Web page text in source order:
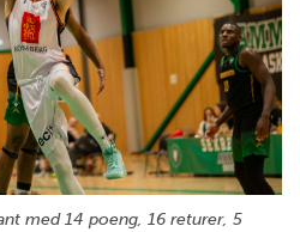
med 14 poeng, 16 returer, 5